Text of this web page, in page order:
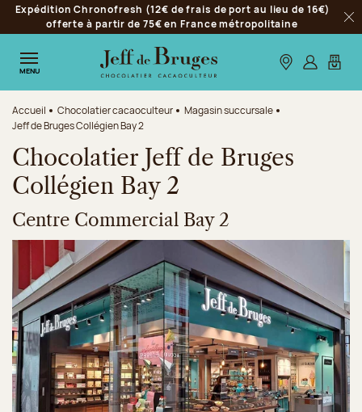
Aller à la navigation
Aller au contenu principal
Aller au pied de page
Expédition Chronofresh (12€ de frais de port au lieu de 16€)
offerte à partir de 75€ en France métropolitaine
MENU Nos boutiques
S’identifier
Mon
Accueil Chocolatier cacaoculteur
Magasin succursale
Jeff de Bruges Collégien Bay 2
Chocolatier Jeff de Bruges
Collégien Bay 2
Centre Commercial Bay 2